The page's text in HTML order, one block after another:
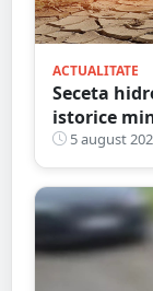
ACTUALITATE
Seceta
istorice
ape au
5 august